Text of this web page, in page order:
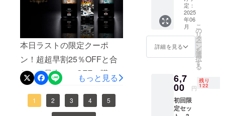
本日ラストの限定クーポ
ン！超超早割25％OFFと合
わせて最大30%OFFで購入
できます！是非！！特別
クーポン7/13まで
もっと見る
1 2 3 4 5
「ヴィ
ンテー
ジTシャ
ツ」を
セット
でご提
ヴィン
テージT
は肉厚
の6.5オ
ンスで
ざいま
す「セ
ンス
アー
ル」は
ディ
ティー
リング
プ（細
部まで
徹底的
に綺麗
にする
定：
2025
年06
月
詳細を見る
こ
の
リ
タ
ー
ン
を
選
択
す
る
6,7
00 円
残り
122
初回限
定セッ